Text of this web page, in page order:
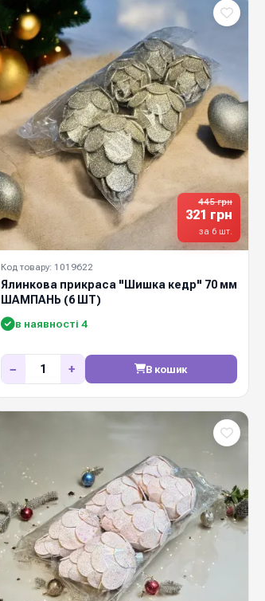
445 грн
321 грн
за 6 шт.
Код товару: 1019622
Ялинкова прикраса "Шишка кедр" 70 мм
ШАМПАНЬ (6 ШТ)
в наявності 4
− + В кошик